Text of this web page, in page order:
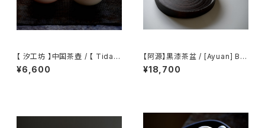
【 汐工坊 】中国茶壺 / 【 Tidal
Atelier 】Chinese teapot
¥6,600
【阿源】黒漆茶盆 / [Ayuan] Bla
ck Lacquer Tea Tray
¥18,700